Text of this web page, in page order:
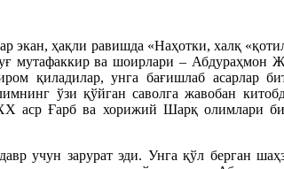
ҳақли равишда «Наҳотки, халқ
мутафаккир ва шоирлари –
қиладилар, унга бағишлаб асарлар
ўзи қўйган саволга жавобан
аср Ғарб ва хорижий Шарқ олимлари
учун зарурат эди. Унга қўл берган